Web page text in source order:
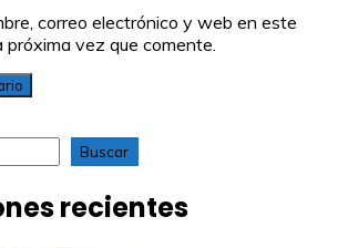
correo electrónico y web en este
próxima vez que comente.
Buscar
recientes